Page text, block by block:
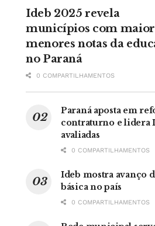
Ideb 2025 revela
municípios com
menores notas da
no Paraná
0 COMPARTILHAMENTOS
Paraná aposta em
contraturno e lidera
avaliadas
0 COMPARTILHAMENTOS
Ideb mostra avanço
básica no país
0 COMPARTILHAMENTOS